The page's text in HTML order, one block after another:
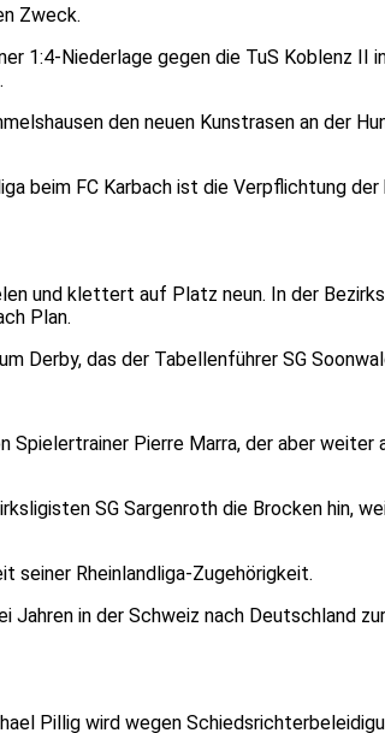
Zweck.
1:4-Niederlage gegen die TuS Koblenz
den neuen Kunstrasen an der
beim FC Karbach ist die Verpflichtung
und klettert auf Platz neun. In der
Plan.
Derby, das der Tabellenführer SG
Pierre Marra, der aber
SG Sargenroth die Brocken hin,
seiner Rheinlandliga-Zugehörigkeit.
Jahren in der Schweiz nach Deutschland
Pillig wird wegen